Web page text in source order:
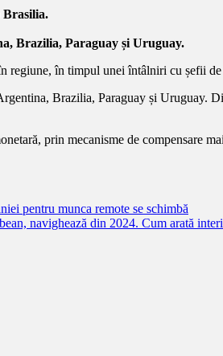
Brasilia.
Brazilia, Paraguay și Uruguay.
în timpul unei întâlniri cu șefii
Brazilia, Paraguay și Uruguay.
prin mecanisme de compensare
pentru munca remote se schimbă
navighează din 2024. Cum arată